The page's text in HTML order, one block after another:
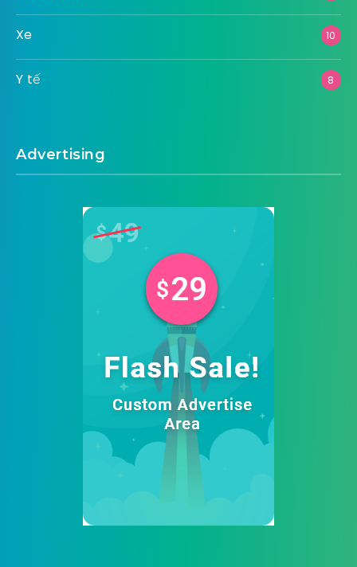
Xe 10
Y tế 8
Advertising